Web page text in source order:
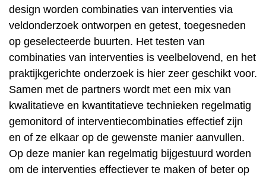
design worden combinaties van interventies via
veldonderzoek ontworpen en getest, toegesneden
op geselecteerde buurten. Het testen van
combinaties van interventies is veelbelovend, en het
praktijkgerichte onderzoek is hier zeer geschikt voor.
Samen met de partners wordt met een mix van
kwalitatieve en kwantitatieve technieken regelmatig
gemonitord of interventiecombinaties effectief zijn
en of ze elkaar op de gewenste manier aanvullen.
Op deze manier kan regelmatig bijgestuurd worden
om de interventies effectiever te maken of beter op